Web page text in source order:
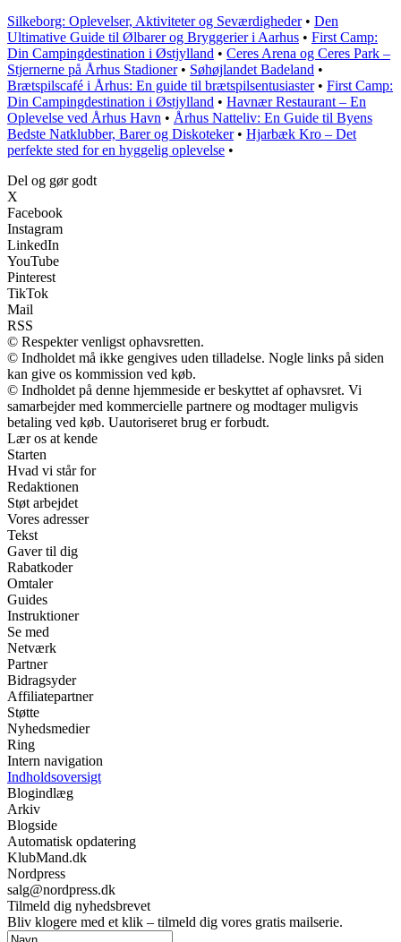
Silkeborg: Oplevelser, Aktiviteter og Seværdigheder• Den
Ultimative Guide til Ølbarer og Bryggerier i Aarhus • First Camp:
Din Campingdestination i Østjylland • Ceres Arena og Ceres Park –
Stjernerne på Århus Stadioner• Søhøjlandet Badeland •
Brætspilscafé i Århus: En guide til brætspilsentusiaster• First Camp:
Din Campingdestination i Østjylland • Havnær Restaurant – En
Oplevelse ved Århus Havn • Århus Natteliv: En Guide til Byens
Bedste Natklubber, Barer og Diskoteker• Hjarbæk Kro – Det
perfekte sted for en hyggelig oplevelse •
Del og gør godt
X
Facebook
Instagram
LinkedIn
YouTube
Pinterest
TikTok
Mail
RSS
© Respekter venligst ophavsretten.
© Indholdet må ikke gengives uden tilladelse. Nogle links på siden
kan give os kommission ved køb.
© Indholdet på denne hjemmeside er beskyttet af ophavsret. Vi
samarbejder med kommercielle partnere og modtager muligvis
betaling ved køb. Uautoriseret brug er forbudt.
Lær os at kende
Starten
Hvad vi står for
Redaktionen
Støt arbejdet
Vores adresser
Tekst
Gaver til dig
Rabatkoder
Omtaler
Guides
Instruktioner
Se med
Netværk
Partner
Bidragsyder
Affiliatepartner
Støtte
Nyhedsmedier
Ring
Intern navigation
Indholdsoversigt
Blogindlæg
Arkiv
Blogside
Automatisk opdatering
KlubMand.dk
Nordpress
salg@nordpress.dk
Tilmeld dig nyhedsbrevet
Bliv klogere med et klik – tilmeld dig vores gratis mailserie.